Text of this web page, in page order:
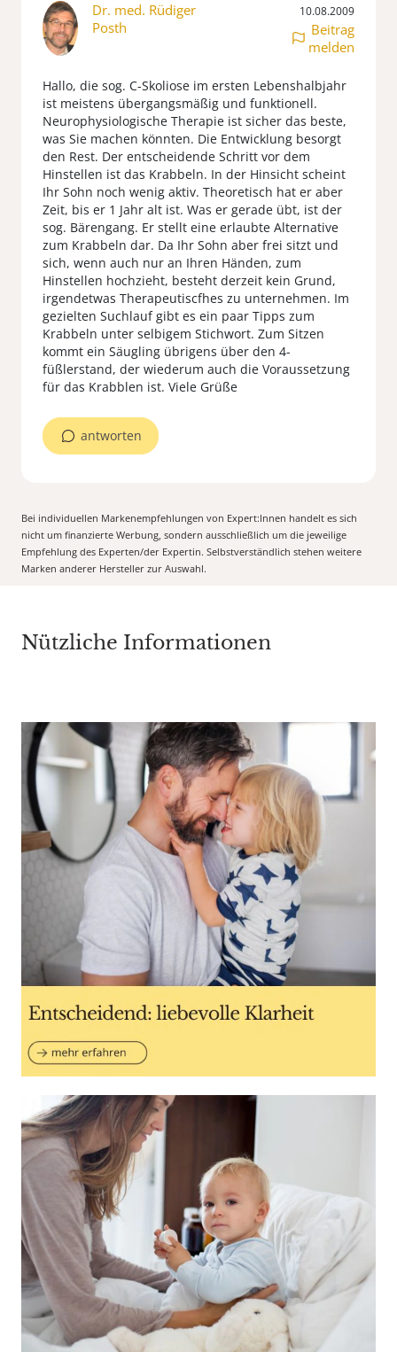
Dr. med. Rüdiger
Posth
10.08.2009
Beitrag
melden
Hallo, die sog. C-Skoliose im ersten Lebenshalbjahr
ist meistens übergangsmäßig und funktionell.
Neurophysiologische Therapie ist sicher das beste,
was Sie machen könnten. Die Entwicklung besorgt
den Rest. Der entscheidende Schritt vor dem
Hinstellen ist das Krabbeln. In der Hinsicht scheint
Ihr Sohn noch wenig aktiv. Theoretisch hat er aber
Zeit, bis er 1 Jahr alt ist. Was er gerade übt, ist der
sog. Bärengang. Er stellt eine erlaubte Alternative
zum Krabbeln dar. Da Ihr Sohn aber frei sitzt und
sich, wenn auch nur an Ihren Händen, zum
Hinstellen hochzieht, besteht derzeit kein Grund,
irgendetwas Therapeutiscfhes zu unternehmen. Im
gezielten Suchlauf gibt es ein paar Tipps zum
Krabbeln unter selbigem Stichwort. Zum Sitzen
kommt ein Säugling übrigens über den 4-
füßlerstand, der wiederum auch die Voraussetzung
für das Krabblen ist. Viele Grüße
antworten
Bei individuellen Markenempfehlungen von Expert:Innen handelt es sich
nicht um finanzierte Werbung, sondern ausschließlich um die jeweilige
Empfehlung des Experten/der Expertin. Selbstverständlich stehen weitere
Marken anderer Hersteller zur Auswahl.
Nützliche Informationen